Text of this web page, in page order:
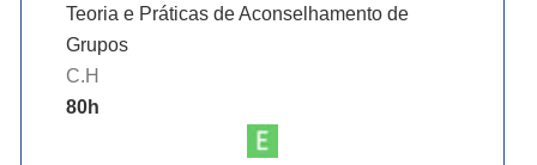
Teoria e Práticas de Aconselhamento de
Grupos
C.H
80h